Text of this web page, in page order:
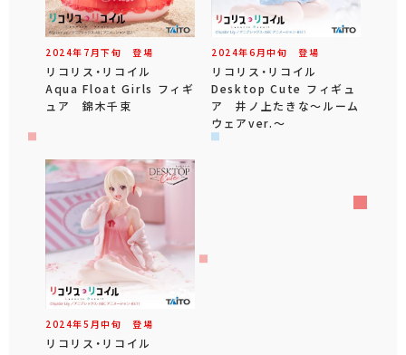
2024年 7 月下旬 登場
リコリス・リコイル
Aqua Float Girls フィギ
ュア 錦木千束
2024年6 月中旬 登場
リコリス・リコイル
Desktop Cute フィギュ
ア 井ノ上たきな～ルーム
ウェアver.～
2024年5 月中旬 登場
リコリス・リコイル